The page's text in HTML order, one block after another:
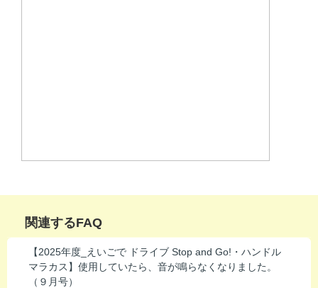
関連するFAQ
【2025年度_えいごで ドライブ Stop and Go!・ハンドル
マラカス】使用していたら、音が鳴らなくなりました。
（９月号）